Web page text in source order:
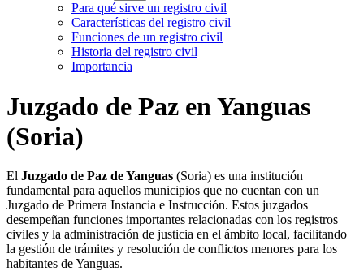
Para qué sirve un registro civil
Características del registro civil
Funciones de un registro civil
Historia del registro civil
Importancia
Juzgado de Paz en Yanguas
(Soria)
El Juzgado de Paz de Yanguas (Soria) es una institución
fundamental para aquellos municipios que no cuentan con un
Juzgado de Primera Instancia e Instrucción. Estos juzgados
desempeñan funciones importantes relacionadas con los registros
civiles y la administración de justicia en el ámbito local, facilitando
la gestión de trámites y resolución de conflictos menores para los
habitantes deYanguas.